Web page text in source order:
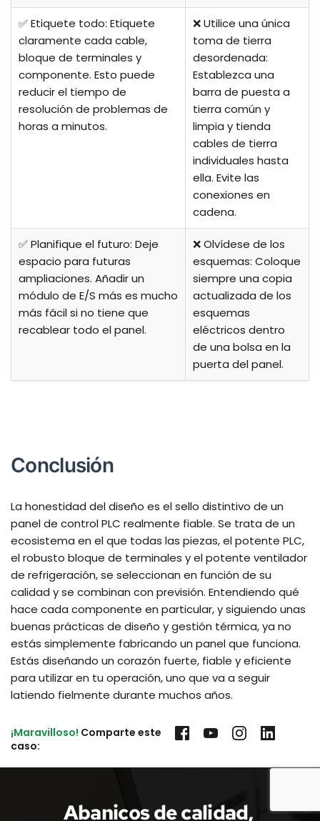
✅ Etiquete todo: Etiquete
claramente cada cable,
bloque de terminales y
componente. Esto puede
reducir el tiempo de
resolución de problemas de
horas a minutos.
❌ Utilice una única
toma de tierra
desordenada:
Establezca una
barra de puesta a
tierra común y
limpia y tienda
cables de tierra
individuales hasta
ella. Evite las
conexiones en
cadena.
✅ Planifique el futuro: Deje
espacio para futuras
ampliaciones. Añadir un
módulo de E/S más es mucho
más fácil si no tiene que
recablear todo el panel.
❌ Olvídese de los
esquemas: Coloque
siempre una copia
actualizada de los
esquemas
eléctricos dentro
de una bolsa en la
puerta del panel.
Conclusión
La honestidad del diseño es el sello distintivo de un
panel de control PLC realmente fiable. Se trata de un
ecosistema en el que todas las piezas, el potente PLC,
el robusto bloque de terminales y el potente ventilador
de refrigeración, se seleccionan en función de su
calidad y se combinan con previsión. Entendiendo qué
hace cada componente en particular, y siguiendo unas
buenas prácticas de diseño y gestión térmica, ya no
estás simplemente fabricando un panel que funciona.
Estás diseñando un corazón fuerte, fiable y eficiente
para utilizar en tu operación, uno que va a seguir
latiendo fielmente durante muchos años.
¡Maravilloso! Comparte este
caso:
Abanicos de calidad,